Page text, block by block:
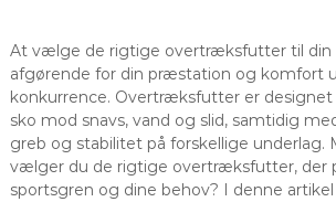
At vælge de rigtige overtræksfutter til din
afgørende for din præstation og komfort
konkurrence. Overtræksfutter er
sko mod snavs, vand og slid, samtidig
greb og stabilitet på forskellige underlag.
vælger du de rigtige overtræksfutter, der
sportsgren og dine behov? I denne